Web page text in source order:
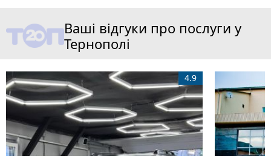
Ваші відгуки про послуги у
Тернополі
4.9